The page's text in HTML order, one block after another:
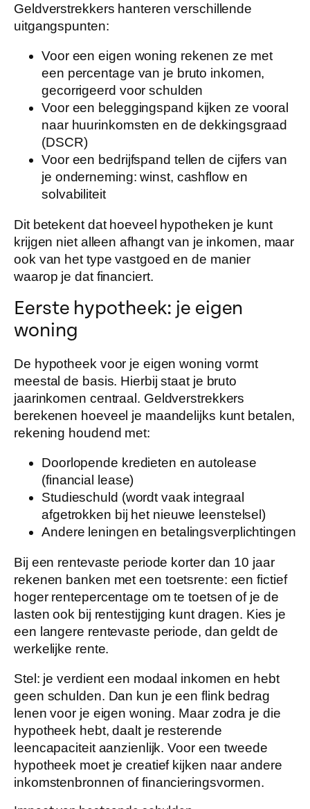
Geldverstrekkers hanteren verschillende
uitgangspunten:
Voor eeneigen woning rekenen ze met
een percentage van je bruto inkomen,
gecorrigeerd voor schulden
Voor een beleggingspand kijken ze vooral
naar huurinkomsten en de dekkingsgraad
(DSCR)
Voor een bedrijfspand tellen de cijfers van
je onderneming: winst, cashflow en
solvabiliteit
Dit betekent dat hoeveel hypotheken je kunt
krijgen niet alleen afhangt van je inkomen, maar
ook van het type vastgoed en de manier
waarop je dat financiert.
Eerste hypotheek: je eigen
woning
De hypotheek voor je eigen woning vormt
meestal de basis. Hierbij staat je bruto
jaarinkomen centraal. Geldverstrekkers
berekenen hoeveel je maandelijks kunt betalen,
rekening houdend met:
Doorlopende kredieten en autolease
(financial lease)
Studieschuld (wordt vaak integraal
afgetrokken bij het nieuwe leenstelsel)
Andere leningen en betalingsverplichtingen
Bij een rentevaste periode korter dan 10 jaar
rekenen banken met een toetsrente: een fictief
hoger rentepercentage om te toetsen of je de
lasten ook bij rentestijging kunt dragen. Kies je
een langere rentevaste periode, dan geldt de
werkelijke rente.
Stel: je verdient een modaal inkomen en hebt
geen schulden. Dan kun je een flink bedrag
lenen voor je eigen woning. Maar zodra je die
hypotheek hebt, daalt je resterende
leencapaciteit aanzienlijk. Voor een tweede
hypotheek moet je creatief kijken naar andere
inkomstenbronnen of financieringsvormen.